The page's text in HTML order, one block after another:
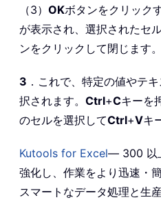
（3） OKボタンをクリック
が表示され、選択されたセ
ンをクリックして閉じます。
3 ．これで、特定の値やテ
択されます。 Ctrl+Cキーを
のセルを選択してCtrl+Vキ
Kutools for Excel— 300 以
強化し、作業をより迅速・
スマートなデータ処理と生